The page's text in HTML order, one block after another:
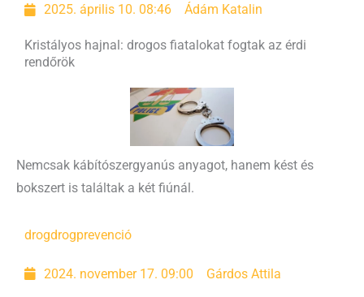
2025. április 10. 08:46 Ádám Katalin
Kristályos hajnal: drogos fiatalokat fogtak az érdi
rendőrök
Nemcsak kábítószergyanús anyagot, hanem kést és
bokszert is találtak a két fiúnál.
drogdrogprevenció
2024. november 17. 09:00 Gárdos Attila